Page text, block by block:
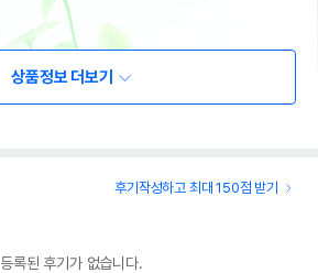
상품정보 더보기
후기작성하고 최대 150점 받기
등록된 후기가 없습니다.